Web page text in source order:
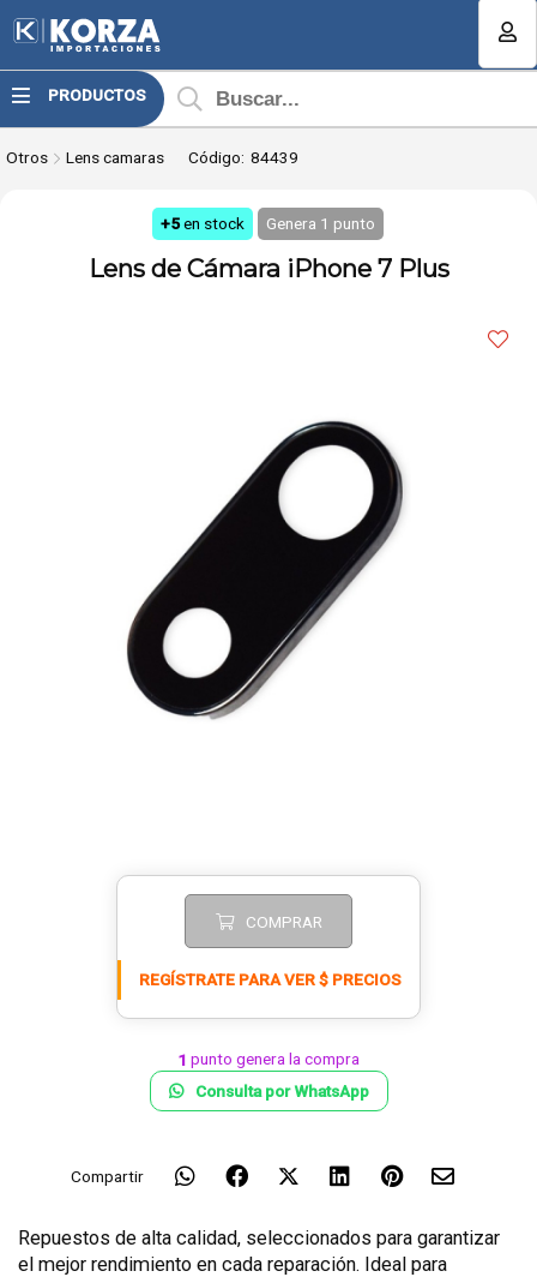
Compartir por email
PRODUCTOS ¿Tienes cupón de descuento?
Otros Lens camaras Código: 84439
+5en stock Genera 1 punto
Lens de Cámara iPhone 7 Plus
COMPRAR
REGÍSTRATE PARA VER $ PRECIOS
1 punto genera la compra
Consulta por WhatsApp
Compartir
Repuestos de alta calidad, seleccionados para garantizar
el mejor rendimiento en cada reparación. Ideal para